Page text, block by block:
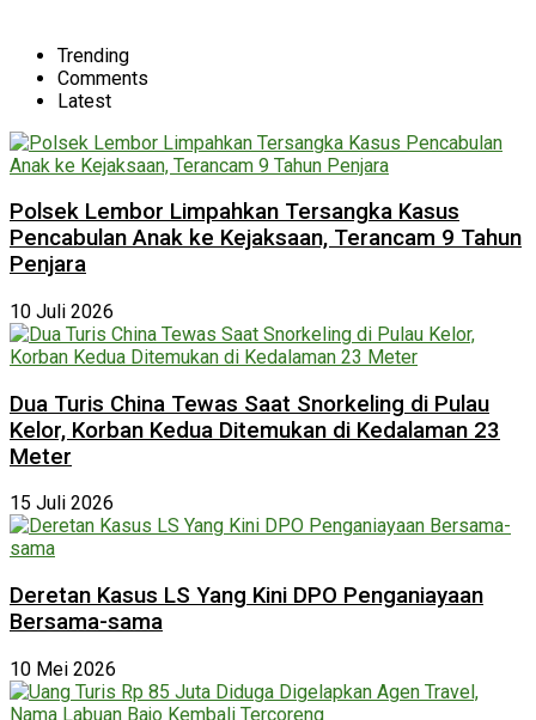
Trending
Comments
Latest
Polsek Lembor Limpahkan Tersangka Kasus
Pencabulan Anak ke Kejaksaan, Terancam 9 Tahun
Penjara
10 Juli 2026
Dua Turis China Tewas Saat Snorkeling di Pulau
Kelor, Korban Kedua Ditemukan di Kedalaman 23
Meter
15 Juli 2026
Deretan Kasus LS Yang Kini DPO Penganiayaan
Bersama-sama
10 Mei 2026